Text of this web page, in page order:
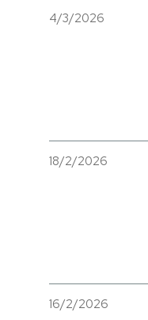
4/3/2026
18/2/2026
16/2/2026